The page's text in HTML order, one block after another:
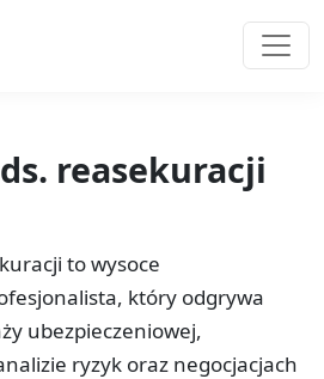
reasekuracji
to wysoce
który odgrywa
ubezpieczeniowej,
ryzyk oraz negocjacjach